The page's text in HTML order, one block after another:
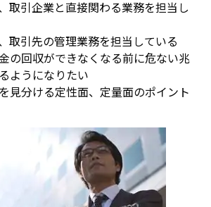
取引企業と直接関わる業務を担当し
取引先の管理業務を担当している
の回収ができなくなる前に危ない兆
ようになりたい
見分ける定性面、定量面のポイント